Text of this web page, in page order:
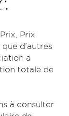
Prix
d’autres
a
totale de
à consulter